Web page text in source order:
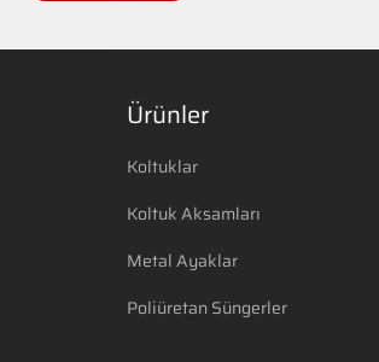
Ürünler
Koltuklar
Koltuk Aksamları
Metal Ayaklar
Poliüretan Süngerler